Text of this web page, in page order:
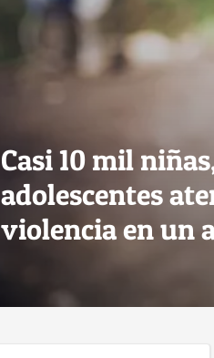
Casi 10 mil
adolescentes
violencia en un